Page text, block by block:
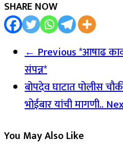
SHARE NOW
← Previous*आषाढ
संपन्न*
बोपदेव घाटात पोलीस
भोईबार यांची मागणी..
You May Also Like